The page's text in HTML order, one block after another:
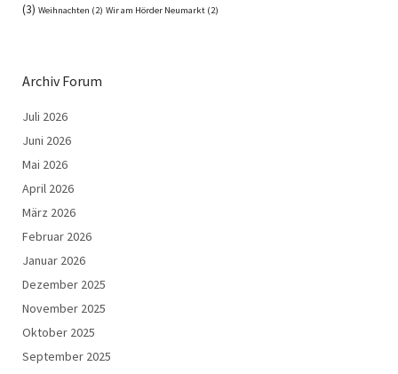
(3) Weihnachten (2) Wir am Hörder Neumarkt (2)
Archiv Forum
Juli 2026
Juni 2026
Mai 2026
April 2026
März 2026
Februar 2026
Januar 2026
Dezember 2025
November 2025
Oktober 2025
September 2025